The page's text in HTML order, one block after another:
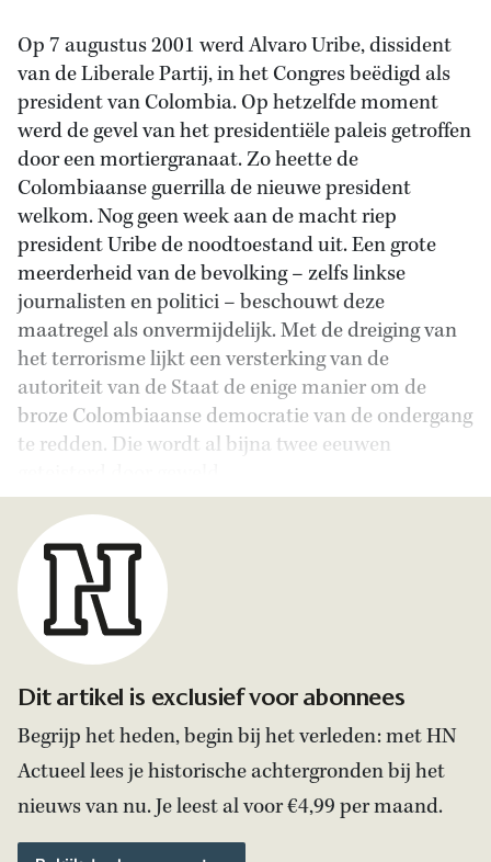
Op 7 augustus 2001 werd Alvaro Uribe, dissident
van de Liberale Partij, in het Congres beëdigd als
president van Colombia. Op hetzelfde moment
werd de gevel van het presidentiële paleis getroffen
door een mortiergranaat. Zo heette de
Colombiaanse guerrilla de nieuwe president
welkom. Nog geen week aan de macht riep
president Uribe de noodtoestand uit. Een grote
meerderheid van de bevolking – zelfs linkse
journalisten en politici – beschouwt deze
maatregel als onvermijdelijk. Met de dreiging van
het terrorisme lijkt een versterking van de
autoriteit van de Staat de enige manier om de
broze Colombiaanse democratie van de ondergang
te redden. Die wordt al bijna twee eeuwen
Dit artikel is exclusief voor abonnees
Begrijp het heden, begin bij het verleden: met HN
Actueel lees je historische achtergronden bij het
nieuws van nu. Je leest al voor €4,99 per maand.